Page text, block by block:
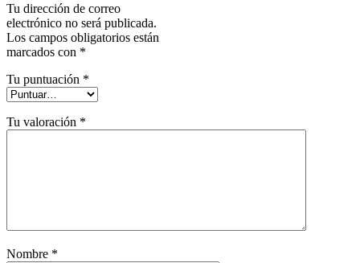
Tu dirección de correo
electrónico no será publicada.
Los campos obligatorios están
marcados con *
Tu puntuación *
Tu valoración *
Nombre *